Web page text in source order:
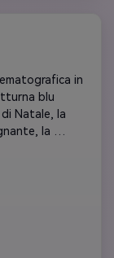
in
blu
Natale, la
la
facciali
vigilia di
scintillanti.